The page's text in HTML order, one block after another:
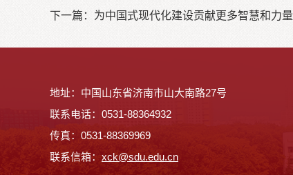
下一篇： 为中国式现代化建设贡献更多智慧和力量
地址：中国山东省济南市山大南路27号
联系电话：0531-88364932
传真：0531-88369969
联系信箱： xck@sdu.edu.cn